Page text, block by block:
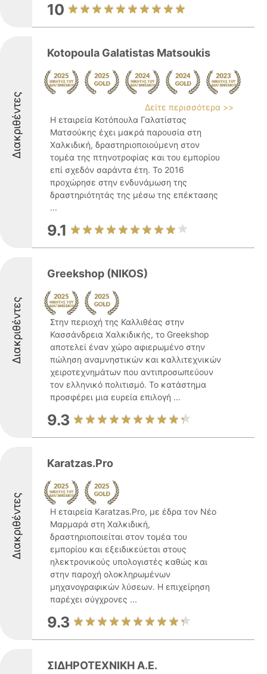
10
Διακριθέντες
Kotopoula Galatistas Matsoukis
Δείτε περισσότερα >>
Η εταιρεία Κοτόπουλα Γαλατίστας
Ματσούκης έχει μακρά παρουσία στη
Χαλκιδική, δραστηριοποιούμενη στον
τομέα της πτηνοτροφίας και του εμπορίου
επί σχεδόν σαράντα έτη. Το 2016
προχώρησε στην ενδυνάμωση της
δραστηριότητάς της μέσω της επέκτασης
...
9.1
Διακριθέντες
Greekshop (NIKOS)
Στην περιοχή της Καλλιθέας στην
Κασσάνδρεια Χαλκιδικής, το Greekshop
αποτελεί έναν χώρο αφιερωμένο στην
πώληση αναμνηστικών και καλλιτεχνικών
χειροτεχνημάτων που αντιπροσωπεύουν
τον ελληνικό πολιτισμό. Το κατάστημα
προσφέρει μια ευρεία επιλογή ...
9.3
Διακριθέντες
Karatzas.Pro
Η εταιρεία Karatzas.Pro, με έδρα τον Νέο
Μαρμαρά στη Χαλκιδική,
δραστηριοποιείται στον τομέα του
εμπορίου και εξειδικεύεται στους
ηλεκτρονικούς υπολογιστές καθώς και
στην παροχή ολοκληρωμένων
μηχανογραφικών λύσεων. Η επιχείρηση
παρέχει σύγχρονες ...
9.3
ΣΙΔΗΡΟΤΕΧΝΙΚΗ Α.Ε.